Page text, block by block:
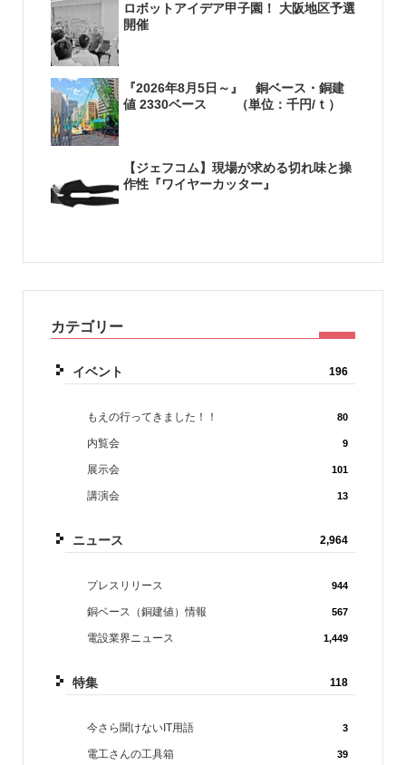
ロボットアイデア甲子園！ 大阪地区予選
開催
『2026年8月5日～』 銅ベース・銅建
値 2330ベース （単位：千円/ｔ）
【ジェフコム】現場が求める切れ味と操
作性『ワイヤーカッター』
カテゴリー
イベント 196
もえの行ってきました！！ 80
内覧会 9
展示会 101
講演会 13
ニュース 2,964
プレスリリース 944
銅ベース（銅建値）情報 567
電設業界ニュース 1,449
特集 118
今さら聞けないIT用語 3
電工さんの工具箱 39